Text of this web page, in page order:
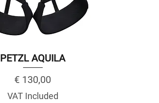
PETZL AQUILA
Price
€ 130,00
VAT Included